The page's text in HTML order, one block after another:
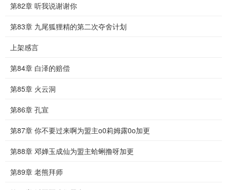
第82章 听我说谢谢你
第83章 九尾狐狸精的第二次夺舍计划
上架感言
第84章 白泽的赔偿
第85章 火云洞
第86章 孔宣
第87章 你不要过来啊为盟主o0莉姆露0o加更
第88章 邓婵玉成仙为盟主蛤蜊撸呀加更
第89章 老熊拜师